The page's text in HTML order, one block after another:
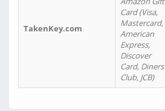
TakenKey.com
Card (Visa,
Mastercard,
American
Express,
Discover
Card, Diners
Club, JCB)